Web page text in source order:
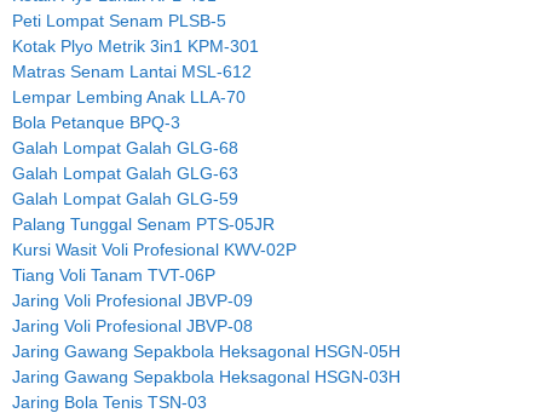
Peti Lompat Senam PLSB-5
Kotak Plyo Metrik 3in1 KPM-301
Matras Senam Lantai MSL-612
Lempar Lembing Anak LLA-70
Bola Petanque BPQ-3
Galah Lompat Galah GLG-68
Galah Lompat Galah GLG-63
Galah Lompat Galah GLG-59
Palang Tunggal Senam PTS-05JR
Kursi Wasit Voli Profesional KWV-02P
Tiang Voli Tanam TVT-06P
Jaring Voli Profesional JBVP-09
Jaring Voli Profesional JBVP-08
Jaring Gawang Sepakbola Heksagonal HSGN-05H
Jaring Gawang Sepakbola Heksagonal HSGN-03H
Jaring Bola Tenis TSN-03